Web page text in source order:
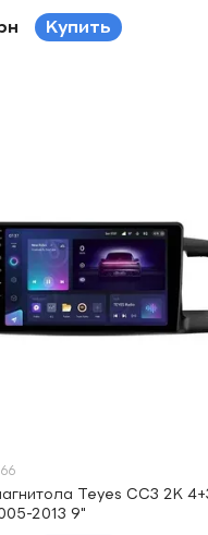
Купить
Teyes CC3 2K
2013 9"